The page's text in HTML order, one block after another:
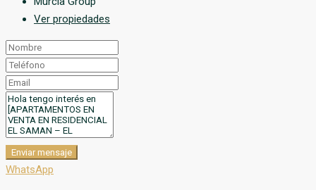
Ver propiedades
Enviar mensaje
WhatsApp